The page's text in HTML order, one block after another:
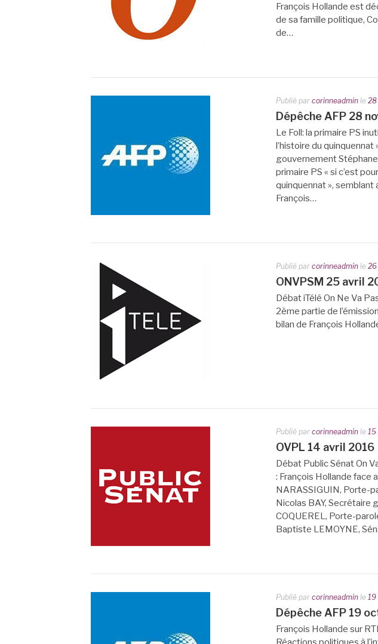
François Hollande est
de sa famille politique,
de…
Publié par corinneadmin le 28
Dépêche AFP 28
Le Foll: la primaire PS
l’histoire du
gouvernement Stéphane
primaire PS « si c’est
quinquennat », semblant
François…
Publié par corinneadmin le 26
ONVPSM 25 avril
Débat iTélé On Ne Va
2ème partie de
bilan de François
Publié par corinneadmin le 15
OVPL 14 avril 2016
Débat Public Sénat On
: François Hollande face
NARASSIGUIN, Porte-
Nicolas BAY, Secrétaire
COQUEREL, Porte-
Baptiste LEMOYNE,
Publié par corinneadmin le 19
Dépêche AFP 19
François Hollande sur